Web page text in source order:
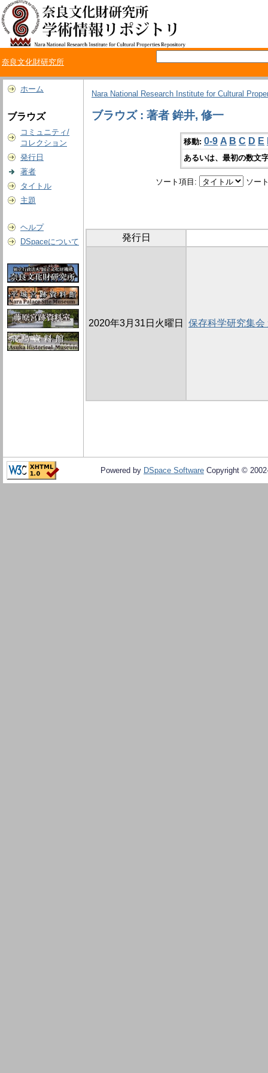
奈良文化財研究所
ホーム
ブラウズ
コミュニティ/
コレクション
発行日
著者
タイトル
主題
ヘルプ
DSpaceについて
Nara National Research Institute for Cultural
ブラウズ : 著者 鉾井, 修一
移動: 0-9 A B C D E
あるいは、最初の数文
ソート項目: ソー
発行日
2020年3月31日火曜日 保存科学研究集
Powered by DSpace Software Copyright ©